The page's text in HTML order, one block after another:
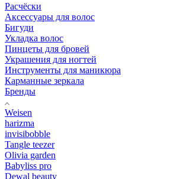
Расчёски
Аксессуары для волос
Бигуди
Укладка волос
Пинцеты для бровей
Украшения для ногтей
Инструменты для маникюра
Карманные зеркала
Бренды
Weisen
harizma
invisibobble
Tangle teezer
Olivia garden
Babyliss pro
Dewal beauty